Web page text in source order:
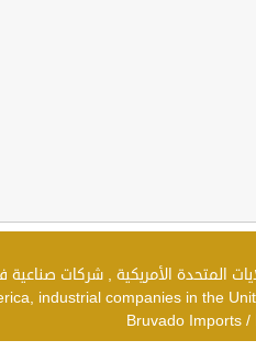
industrial companies in the
/
Bruvado Imports